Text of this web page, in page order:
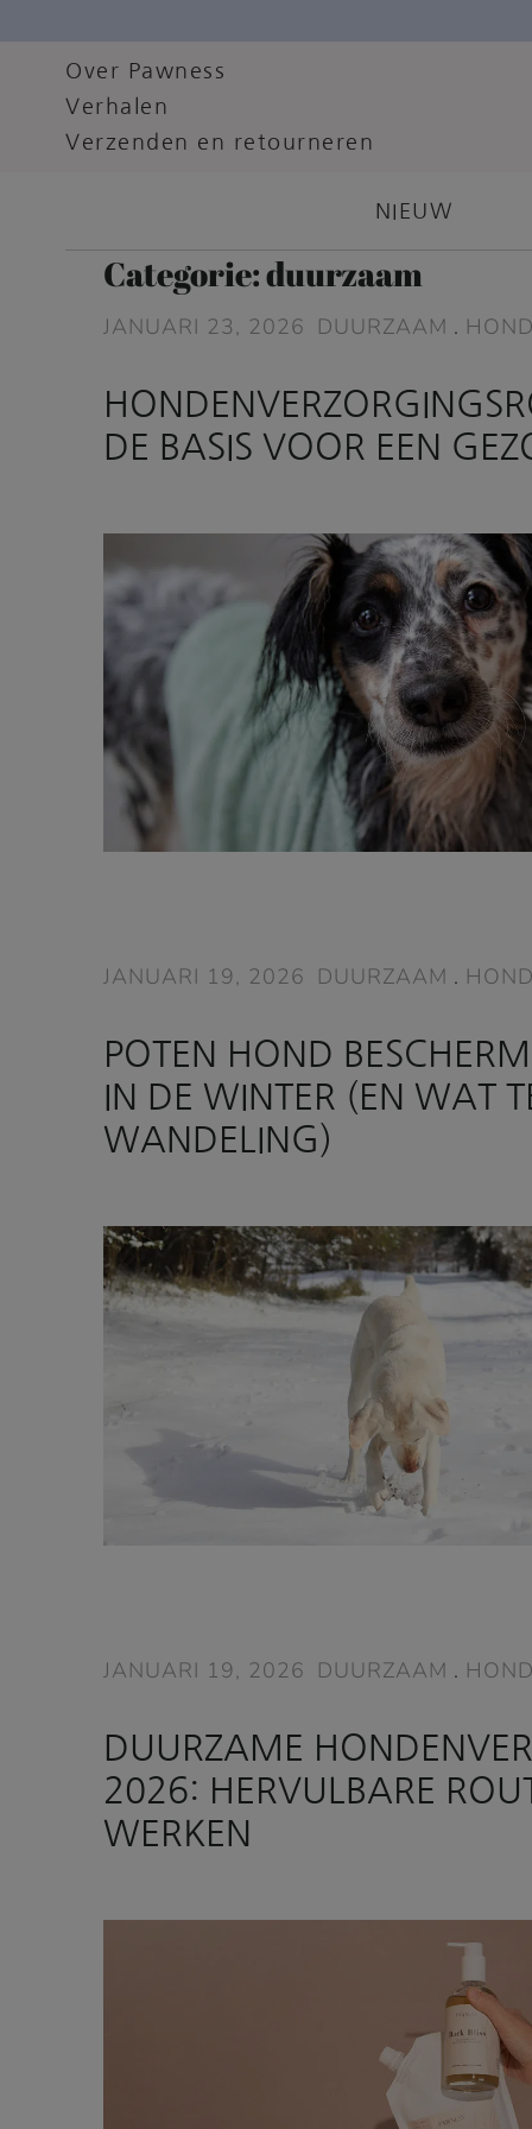
Over Pawness
Verhalen
Verzenden en retourneren
NIEUW
Categorie:duurzaam
JANUARI 23, 2026 DUURZAAM .
DE BASIS VOOR EEN
JANUARI 19, 2026 DUURZAAM .
POTEN HOND
IN DE WINTER (EN WAT
WANDELING)
JANUARI 19, 2026 DUURZAAM .
DUURZAME
2026: HERVULBARE
WERKEN